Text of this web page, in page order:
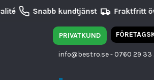
Snabb kundtjänst Fraktfritt
PRIVATKUND
info@bestro.se- 0760 29 33